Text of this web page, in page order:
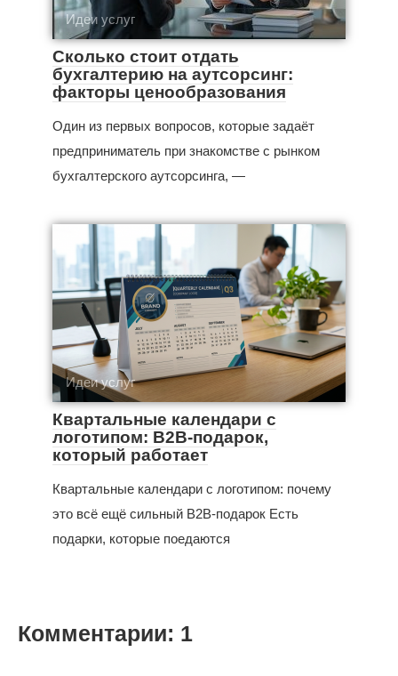
Идеи услуг
Сколько стоит отдать
бухгалтерию на аутсорсинг:
факторы ценообразования
Один из первых вопросов, которые задаёт
предприниматель при знакомстве с рынком
бухгалтерского аутсорсинга, —
Идеи услуг
Квартальные календари с
логотипом: B2B-подарок,
который работает
Квартальные календари с логотипом: почему
это всё ещё сильный B2B-подарок Есть
подарки, которые поедаются
Комментарии: 1